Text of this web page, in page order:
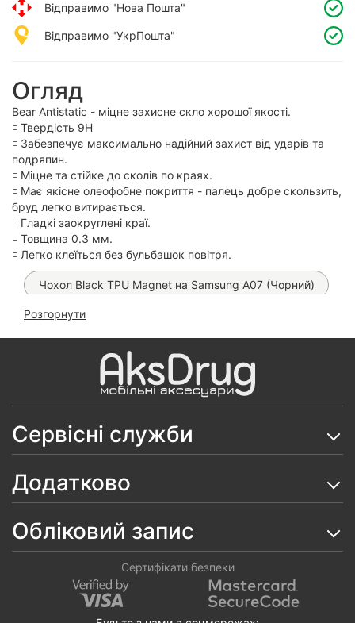
Відправимо "Нова Пошта"
Відправимо "УкрПошта"
Огляд
Bear Antistatic - міцне захисне скло хорошої якості.
◽️ Твердість 9H
◽️ Забезпечує максимально надійний захист від ударів та
подряпин.
◽️ Міцне та стійке до сколів по краях.
◽️ Має якісне олеофобне покриття - палець добре скользить,
бруд легко витирається.
◽️ Гладкі заокруглені краї.
◽️ Товщина 0.3 мм.
◽️ Легко клеїться без бульбашок повітря.
Чохол Black TPU Magnet на Samsung A07 (Чорний)
Чохол Silicone Case (софттач) на Samsung A07
Скло Mietubl SuperD ESD на Samsung Galaxy A07
Чохол Leather Book Case на Samsung Galaxy A07
Чохол Matt Case на Samsung Galaxy A07
Чохол Carbon Auto-Focus на Samsung Galaxy A07
Чохол Space TPU на Samsung Galaxy A07
Матова гідрогелева плівка Proove Lite Matte (на всі
Розгорнути
Сервісні служби
Додатково
Обліковий запис
Сертифікати безпеки